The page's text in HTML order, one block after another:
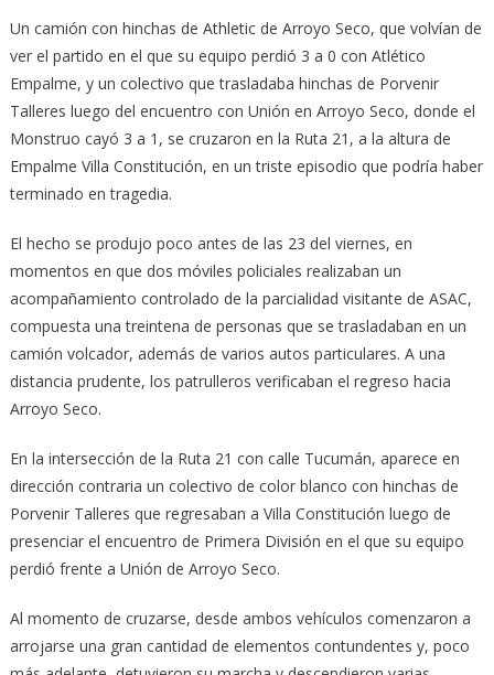
Un camión con hinchas de Athletic de Arroyo Seco, que volvían de
ver el partido en el que su equipo perdió 3 a 0 con Atlético
Empalme, y un colectivo que trasladaba hinchas de Porvenir
Talleres luego del encuentro con Unión en Arroyo Seco, donde el
Monstruo cayó 3 a 1, se cruzaron en la Ruta 21, a la altura de
Empalme Villa Constitución, en un triste episodio que podría haber
terminado en tragedia.
El hecho se produjo poco antes de las 23 del viernes, en
momentos en que dos móviles policiales realizaban un
acompañamiento controlado de la parcialidad visitante de ASAC,
compuesta una treintena de personas que se trasladaban en un
camión volcador, además de varios autos particulares. A una
distancia prudente, los patrulleros verificaban el regreso hacia
Arroyo Seco.
En la intersección de la Ruta 21 con calle Tucumán, aparece en
dirección contraria un colectivo de color blanco con hinchas de
Porvenir Talleres que regresaban a Villa Constitución luego de
presenciar el encuentro de Primera División en el que su equipo
perdió frente a Unión de Arroyo Seco.
Al momento de cruzarse, desde ambos vehículos comenzaron a
arrojarse una gran cantidad de elementos contundentes y, poco